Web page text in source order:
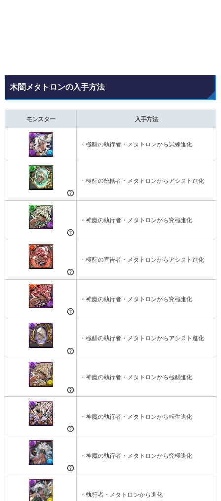
木闇メタトロンの入手方法
モンスター 入手方法
・極醒の執行者・メタトロンから試練進化
・極醒の統轄者・メタトロンからアシスト進化
・神魔の執行者・メタトロンから究極進化
・極醒の宣告者・メタトロンからアシスト進化
・神魔の執行者・メタトロンから究極進化
・極醒の執行者・メタトロンからアシスト進化
・神魔の執行者・メタトロンから極醒進化
・神魔の執行者・メタトロンから転生進化
・神魔の執行者・メタトロンから究極進化
・執行者・メタトロンから進化